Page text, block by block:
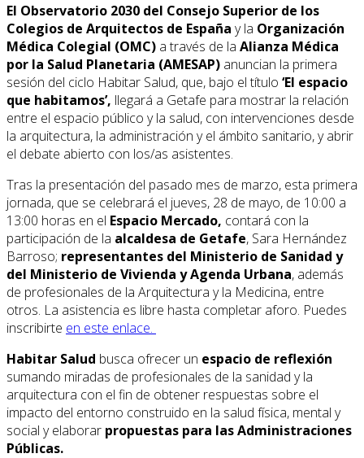
El Observatorio 2030 del Consejo Superior de los
Colegios de Arquitectos de España y la Organización
Médica Colegial (OMC) a través de la Alianza Médica
por la Salud Planetaria (AMESAP) anuncian la primera
sesión del ciclo Habitar Salud, que, bajo el título ‘El espacio
que habitamos’, llegará a Getafe para mostrar la relación
entre el espacio público y la salud, con intervenciones desde
la arquitectura, la administración y el ámbito sanitario, y abrir
el debate abierto con los/as asistentes.
Tras la presentación del pasado mes de marzo, esta primera
jornada, que se celebrará el jueves, 28 de mayo, de 10:00 a
13:00 horas en el Espacio Mercado, contará con la
participación de la alcaldesa de Getafe, Sara Hernández
Barroso; representantes del Ministerio de Sanidad y
del Ministerio de Vivienda y Agenda Urbana, además
de profesionales de la Arquitectura y la Medicina, entre
otros. La asistencia es libre hasta completar aforo. Puedes
inscribirte en este enlace.
Habitar Salud busca ofrecer un espacio de reflexión
sumando miradas de profesionales de la sanidad y la
arquitectura con el fin de obtener respuestas sobre el
impacto del entorno construido en la salud física, mental y
social y elaborar propuestas para las Administraciones
Públicas.